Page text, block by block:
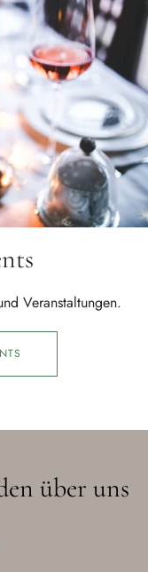
Veranstaltungen.
über uns